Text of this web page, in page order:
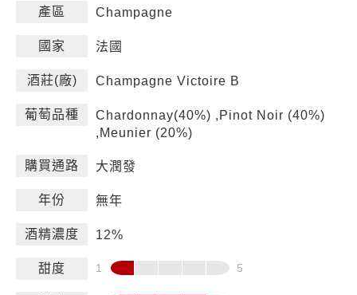
產區 Champagne
國家 法國
酒莊(廠) Champagne Victoire B
葡萄品種
Chardonnay(40%) ,Pinot Noir (40%)
,Meunier (20%)
購買通路 大潤發
年份 無年
酒精濃度 12%
甜度